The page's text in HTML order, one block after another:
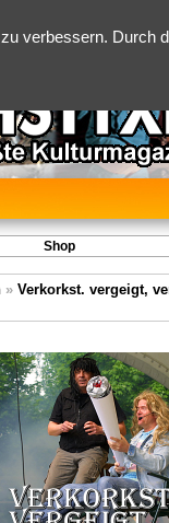
verbessern.
Shop
» Verkorkst. vergeigt,